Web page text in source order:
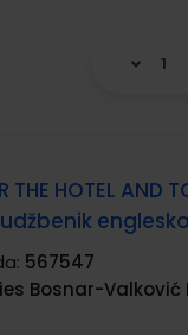
THE HOTEL AND
udžbenik
567547
Bosnar-Valković